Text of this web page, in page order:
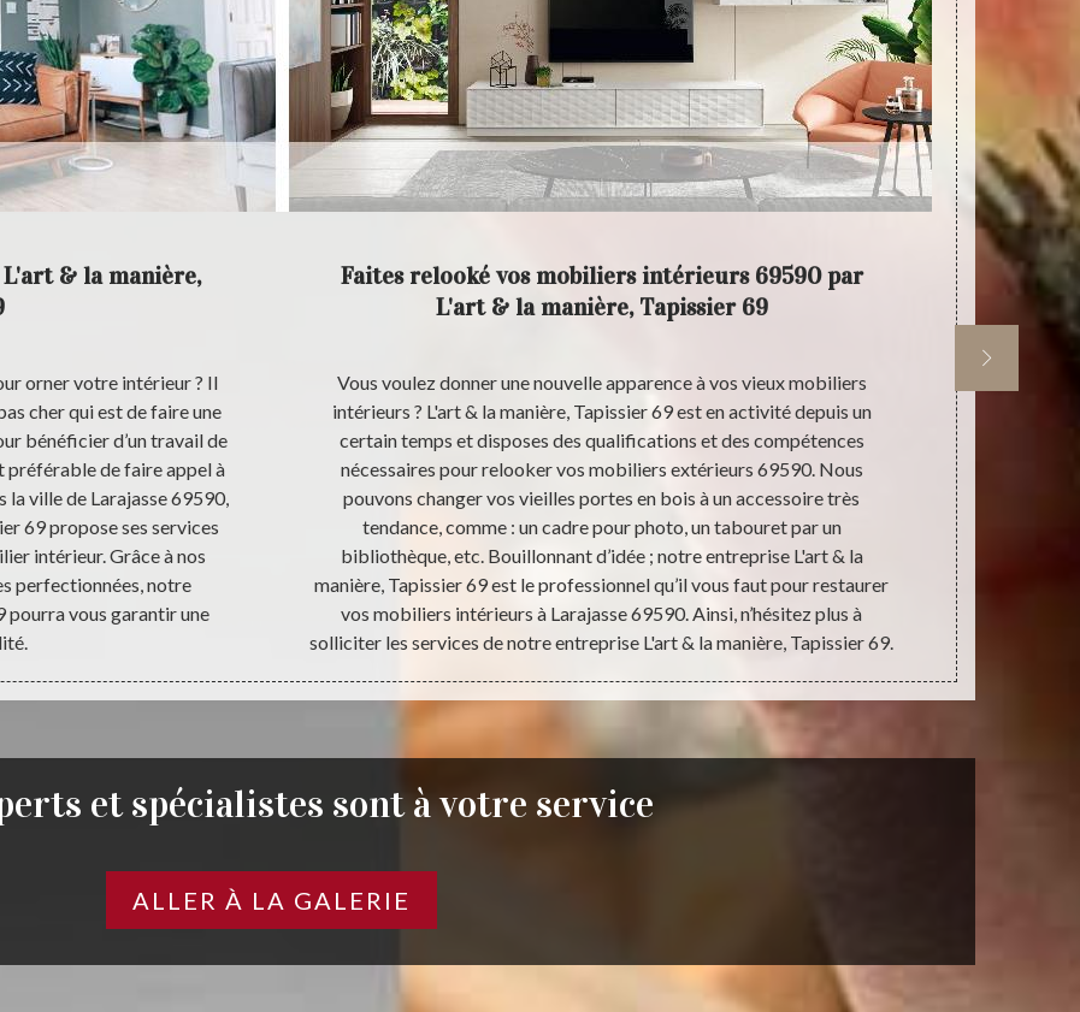
& la manière,
orner votre intérieur ? Il
cher qui est de faire une
bénéficier d’un travail de
préférable de faire appel à
la ville de Larajasse 69590,
69 propose ses services
intérieur. Grâce à nos
perfectionnées, notre
pourra vous garantir une
Faites relooké vos mobiliers intérieurs 69590 par
L'art & la manière, Tapissier 69
Vous voulez donner une nouvelle apparence à vos vieux mobiliers
intérieurs ? L'art & la manière, Tapissier 69 est en activité depuis un
certain temps et disposes des qualifications et des compétences
nécessaires pour relooker vos mobiliers extérieurs 69590. Nous
pouvons changer vos vieilles portes en bois à un accessoire très
tendance, comme : un cadre pour photo, un tabouret par un
bibliothèque, etc. Bouillonnant d’idée ; notre entreprise L'art & la
manière, Tapissier 69 est le professionnel qu’il vous faut pour restaurer
vos mobiliers intérieurs à Larajasse 69590. Ainsi, n’hésitez plus à
solliciter les services de notre entreprise L'art & la manière, Tapissier 69.
L'art &
et spécialistes sont à votre service
ALLER À LA GALERIE